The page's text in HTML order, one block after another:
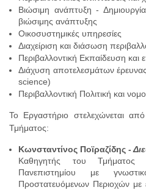
Βιώσιμη ανάπτυξη -
βιώσιμης ανάπτυξης
Οικοσυστημικές υπηρεσίες
Διαχείριση και διάσωση
Περιβαλλοντική Εκπαίδευση και
Διάχυση αποτελεσμάτων
science)
Περιβαλλοντική Πολιτική και
Το Εργαστήριο στελεχώνεται
Τμήματος:
Κωνσταντίνος Ποϊραζίδης -
Καθηγητής του Τμήματος
Πανεπιστημίου με
Προστατευόμενων Περιοχών